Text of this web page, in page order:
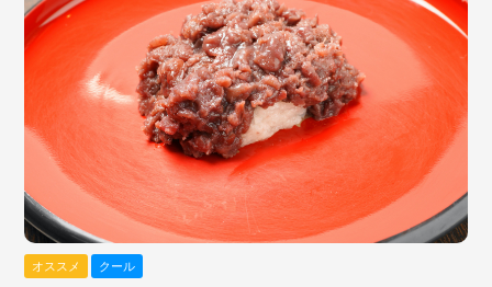
オススメ クール